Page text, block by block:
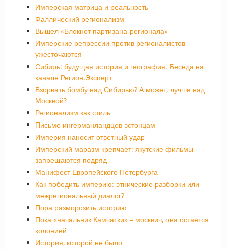
Имперская матрица и реальность
Фаллический регионализм
Вышел «Блокнот партизана-регионала»
Имперские репрессии против регионалистов
ужесточаются
Сибирь: будущая история и география. Беседа на
канале Регион.Эксперт
Взорвать бомбу над Сибирью? А может, лучше над
Москвой?
Регионализм как стиль
Письмо ингерманландцев эстонцам
Империя наносит ответный удар
Имперский маразм крепчает: якутские фильмы
запрещаются подряд
Манифест Европейского Петербурга
Как победить империю: этнические разборки или
межрегиональный диалог?
Пора разморозить историю
Пока «начальник Камчатки» – москвич, она остается
колонией
История, которой не было